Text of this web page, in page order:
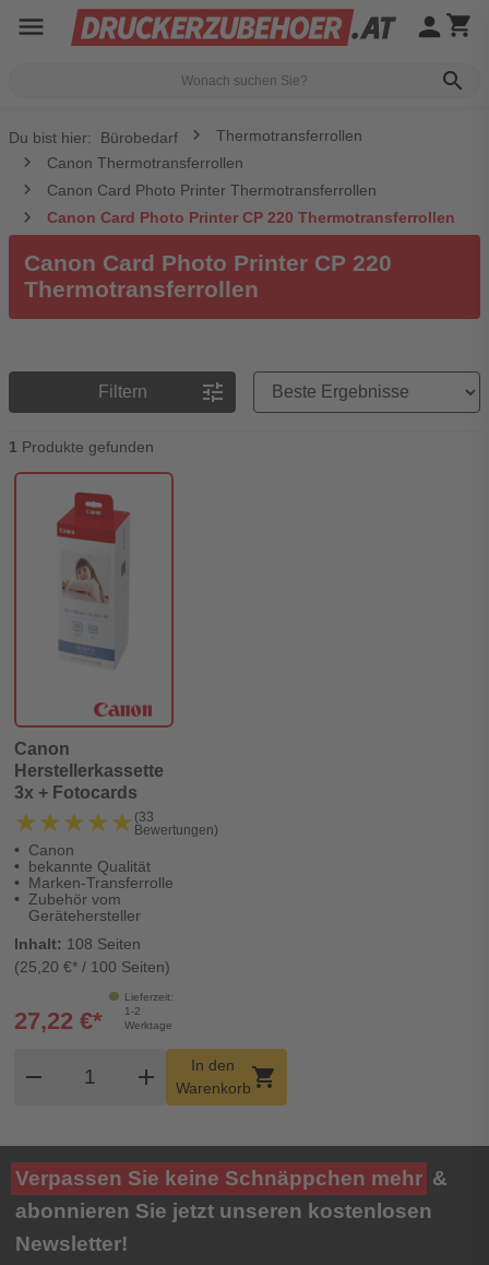
menu
search
person shopping_cart
Du bist hier: Bürobedarf
Thermotransferrollen
Canon Thermotransferrollen
Canon Card Photo Printer Thermotransferrollen
Canon Card Photo Printer CP 220 Thermotransferrollen
Canon Card Photo Printer CP 220
Thermotransferrollen
Filtern tune
Preisreihenfolge
1 Produkte gefunden
Canon
Herstellerkassette
3x + Fotocards
★★★★★
★★★★★ (33
Bewertungen)
Canon
bekannte Qualität
Marken-Transferrolle
Zubehör vom
Gerätehersteller
Inhalt: 108 Seiten
(25,20 €* / 100 Seiten)
Lieferzeit:
1-2
Werktage
27,22 €*
remove
Produkt Warenkorb Menge
add
In den
Warenkorbshopping_cart
Verpassen Sie keine Schnäppchen mehr &
abonnieren Sie jetzt unseren kostenlosen
Newsletter!